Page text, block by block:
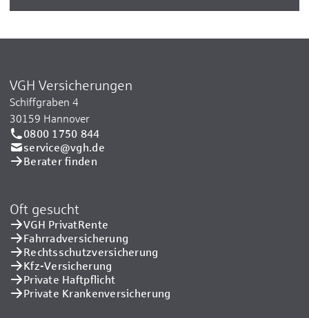
VGH Versicherungen
Schiffgraben 4
30159 Hannover
0800 1750 844
service@vgh.de
Berater finden
Oft gesucht
VGH PrivatRente
Fahrradversicherung
Rechtsschutzversicherung
Kfz-Versicherung
Private Haftpflicht
Private Kranken­versicherung